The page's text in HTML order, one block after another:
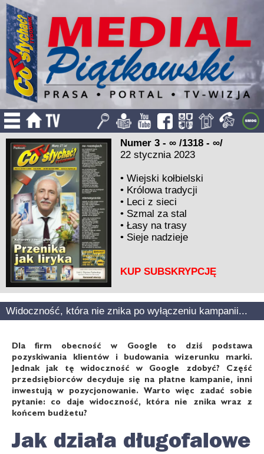
Numer 3 - ∞ /1318 - ∞/
22 stycznia 2023
•Wiejski kołbielski
• Królowa tradycji
• Leci z sieci
• Szmal za stal
•Łasy na trasy
• Sieje nadzieje
KUP SUBSKRYPCJĘ
Widoczność, która nie znika po wyłączeniu kampanii...
Dla firm obecność w Google to dziś podstawa
pozyskiwania klientów i budowania wizerunku marki.
Jednak jak tę widoczność w Google zdobyć? Część
przedsiębiorców decyduje się na płatne kampanie, inni
inwestują w pozycjonowanie. Warto więc zadać sobie
pytanie: co daje widoczność, która nie znika wraz z
końcem budżetu?
Jak działa długofalowe